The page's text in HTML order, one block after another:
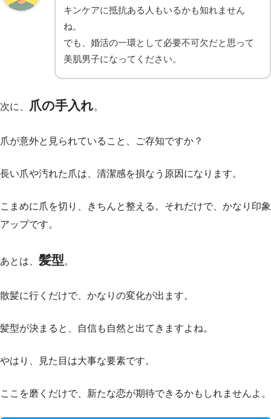
キンケアに抵抗ある人もいるかも知れません
ね。
でも、婚活の一環として必要不可欠だと思って
美肌男子になってください。
次に、 爪の手入れ。
爪が意外と見られていること、ご存知ですか？
長い爪や汚れた爪は、清潔感を損なう原因になります。
こまめに爪を切り、きちんと整える。それだけで、かなり印象
アップです。
あとは、 髪型。
散髪に行くだけで、かなりの変化が出ます。
髪型が決まると、自信も自然と出てきますよね。
やはり、見た目は大事な要素です。
ここを磨くだけで、新たな恋が期待できるかもしれませんよ。